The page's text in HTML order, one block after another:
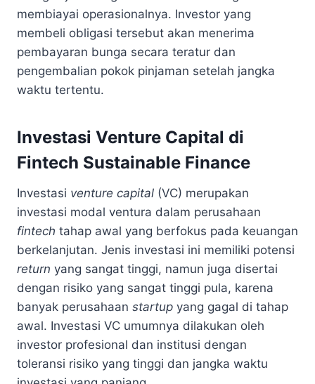
membiayai operasionalnya. Investor yang
membeli obligasi tersebut akan menerima
pembayaran bunga secara teratur dan
pengembalian pokok pinjaman setelah jangka
waktu tertentu.
Investasi Venture Capital di
Fintech Sustainable Finance
Investasi venture capital (VC) merupakan
investasi modal ventura dalam perusahaan
fintech tahap awal yang berfokus pada keuangan
berkelanjutan. Jenis investasi ini memiliki potensi
return yang sangat tinggi, namun juga disertai
dengan risiko yang sangat tinggi pula, karena
banyak perusahaan startup yang gagal di tahap
awal. Investasi VC umumnya dilakukan oleh
investor profesional dan institusi dengan
toleransi risiko yang tinggi dan jangka waktu